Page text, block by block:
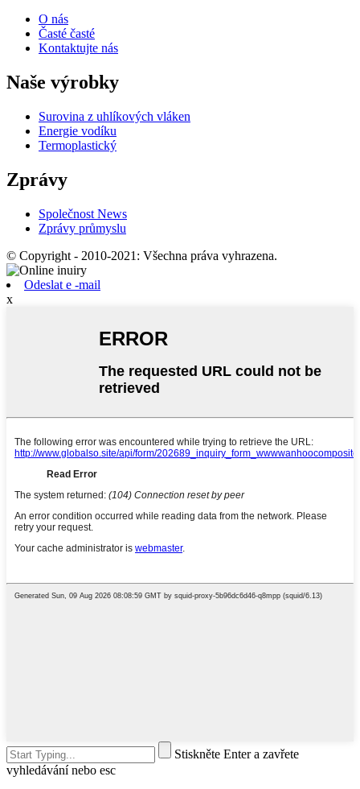
O nás
Časté časté
Kontaktujte nás
Naše výrobky
Surovina z uhlíkových vláken
Energie vodíku
Termoplastický
Zprávy
Společnost News
Zprávy průmyslu
© Copyright - 2010-2021: Všechna práva vyhrazena.
Odeslat e -mail
x
Stiskněte Enter a zavřete
vyhledávání nebo esc